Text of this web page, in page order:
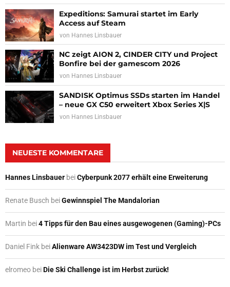
Expeditions: Samurai startet im Early
Access auf Steam
von Hannes Linsbauer
NC zeigt AION 2, CINDER CITY und Project
Bonfire bei der gamescom 2026
von Hannes Linsbauer
SANDISK Optimus SSDs starten im Handel
– neue GX C50 erweitert Xbox Series X|S
von Hannes Linsbauer
NEUESTE KOMMENTARE
Hannes Linsbauer beiCyberpunk 2077 erhält eine Erweiterung
Renate Busch beiGewinnspiel The Mandalorian
Martin bei4 Tipps für den Bau eines ausgewogenen (Gaming)-PCs
Daniel Fink beiAlienware AW3423DW im Test und Vergleich
elromeo beiDie Ski Challenge ist im Herbst zurück!